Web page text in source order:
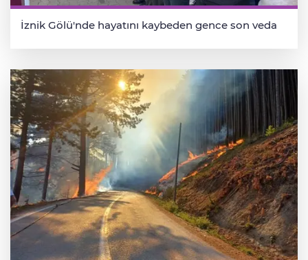
İznik Gölü'nde hayatını kaybeden gence son veda